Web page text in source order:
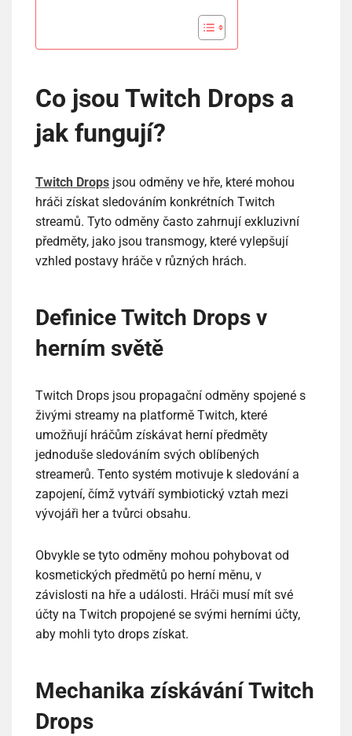
Co jsou Twitch Drops a
jak fungují?
Twitch Drops jsou odměny ve hře, které mohou
hráči získat sledováním konkrétních Twitch
streamů. Tyto odměny často zahrnují exkluzivní
předměty, jako jsou transmogy, které vylepšují
vzhled postavy hráče v různých hrách.
Definice Twitch Drops v
herním světě
Twitch Drops jsou propagační odměny spojené s
živými streamy na platformě Twitch, které
umožňují hráčům získávat herní předměty
jednoduše sledováním svých oblíbených
streamerů. Tento systém motivuje k sledování a
zapojení, čímž vytváří symbiotický vztah mezi
vývojáři her a tvůrci obsahu.
Obvykle se tyto odměny mohou pohybovat od
kosmetických předmětů po herní měnu, v
závislosti na hře a události. Hráči musí mít své
účty na Twitch propojené se svými herními účty,
aby mohli tyto drops získat.
Mechanika získávání Twitch
Drops